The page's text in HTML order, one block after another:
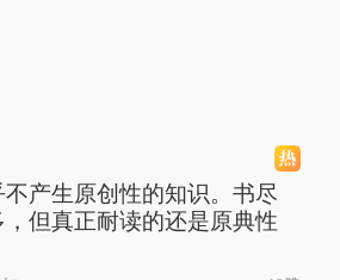
产生原创性的知识。书尽
但真正耐读的还是原典性